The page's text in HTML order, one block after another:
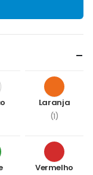
Laranja
(1)
Vermelho